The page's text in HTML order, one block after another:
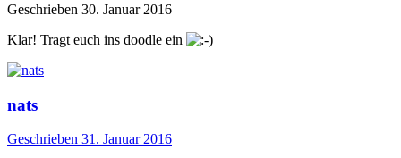
Geschrieben 30. Januar 2016
Klar! Tragt euch ins doodle ein
nats
Geschrieben 31. Januar 2016